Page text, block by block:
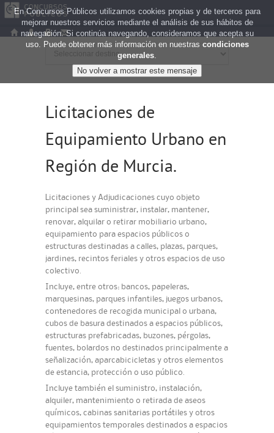
Licitaciones de
Equipamiento Urbano en
Región de Murcia.
Licitaciones y Adjudicaciones cuyo objeto
principal sea suministrar, instalar, mantener,
renovar, alquilar o retirar mobiliario urbano,
equipamiento para espacios públicos o
estructuras destinadas a calles, plazas, parques,
jardines, recintos feriales y otros espacios de uso
colectivo.
Incluye, entre otros: bancos, papeleras,
marquesinas, parques infantiles, juegos urbanos,
contenedores de recogida municipal o urbana,
cubos de basura destinados a espacios públicos,
estructuras prefabricadas, buzones, pérgolas,
fuentes, bolardos no destinados principalmente a
señalización, aparcabicicletas y otros elementos
de estancia, protección o uso público.
Incluye también el suministro, instalación,
alquiler, mantenimiento o retirada de aseos
químicos, cabinas sanitarias portátiles y otros
equipamientos temporales destinados a espacios
En Concursos Públicos utilizamos cookies propias y de terceros para
mejorar nuestros servicios mediante el análisis de sus hábitos de
navegación. Si continúa navegando, consideramos que acepta su
uso. Puede obtener más información en nuestras condiciones
generales.